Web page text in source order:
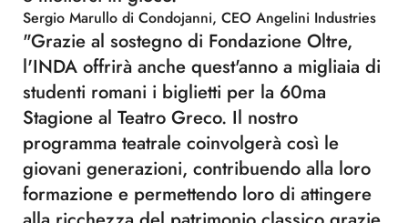
Sergio Marullo di Condojanni, CEO Angelini Industries
"Grazie al sostegno di Fondazione Oltre,
l'INDA offrirà anche quest'anno a migliaia di
studenti romani i biglietti per la 60ma
Stagione al Teatro Greco. Il nostro
programma teatrale coinvolgerà così le
giovani generazioni, contribuendo alla loro
formazione e permettendo loro di attingere